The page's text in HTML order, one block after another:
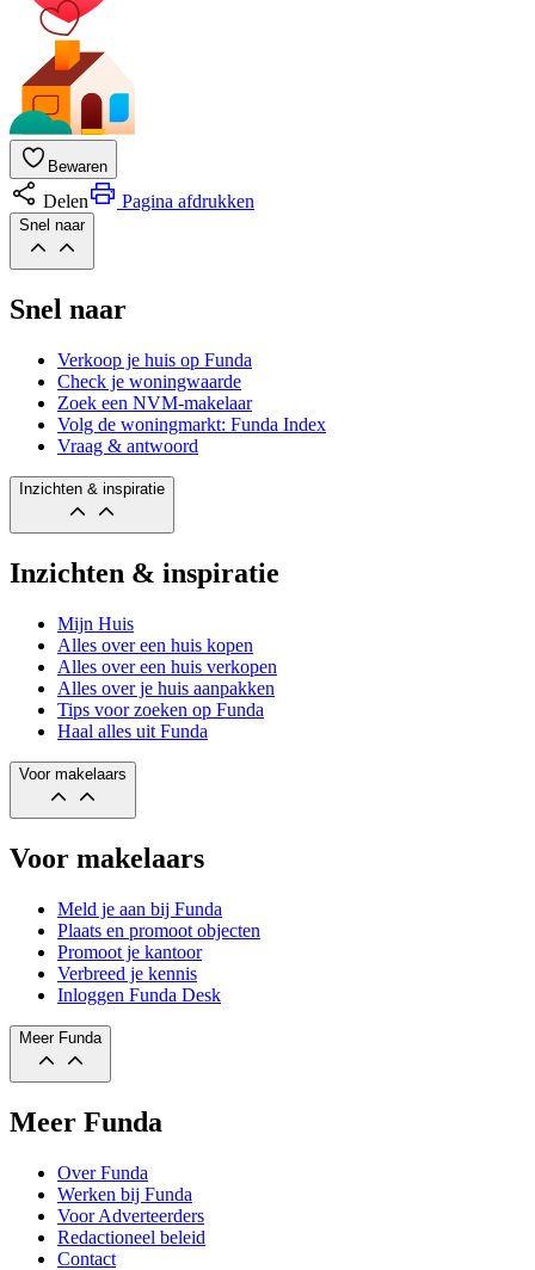
Bewaren
Delen Pagina afdrukken
Snel naar
Snel naar
Verkoop je huis op Funda
Check je woningwaarde
Zoek een NVM-makelaar
Volg de woningmarkt: Funda Index
Vraag & antwoord
Inzichten & inspiratie
Inzichten & inspiratie
Mijn Huis
Alles over een huis kopen
Alles over een huis verkopen
Alles over je huis aanpakken
Tips voor zoeken op Funda
Haal alles uit Funda
Voor makelaars
Voor makelaars
Meld je aan bij Funda
Plaats en promoot objecten
Promoot je kantoor
Verbreed je kennis
Inloggen Funda Desk
Meer Funda
Meer Funda
Over Funda
Werken bij Funda
Voor Adverteerders
Redactioneel beleid
Contact